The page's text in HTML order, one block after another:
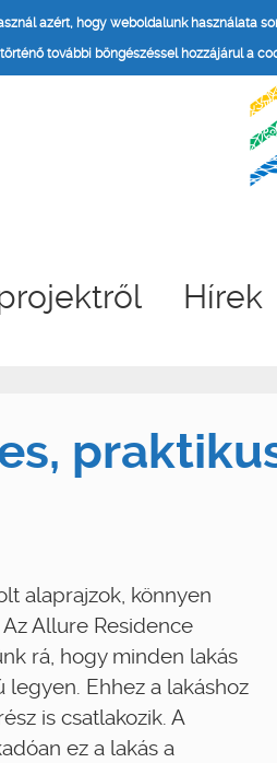
azért, hogy weboldalunk használata
további böngészéssel hozzájárul a
Hírek
alaprajzok, könnyen
Allure Residence
rá, hogy minden lakás
legyen. Ehhez a lakáshoz
is csatlakozik. A
ez a lakás a